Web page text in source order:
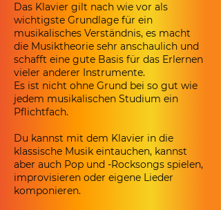
Das Klavier gilt nach wie vor als
wichtigste Grundlage für ein
musikalisches Verständnis, es macht
die Musiktheorie sehr anschaulich und
schafft eine gute Basis für das Erlernen
vieler anderer Instrumente.
Es ist nicht ohne Grund bei so gut wie
jedem musikalischen Studium ein
Pflichtfach.
Du kannst mit dem Klavier in die
klassische Musik eintauchen, kannst
aber auch Pop und -Rocksongs spielen,
improvisieren oder eigene Lieder
komponieren.